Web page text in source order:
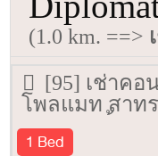
(1.0 km. ==>
[95] เช่าคอ
โพลแมท สาทร
48 ตรม. ชั้น 15
1 Bed